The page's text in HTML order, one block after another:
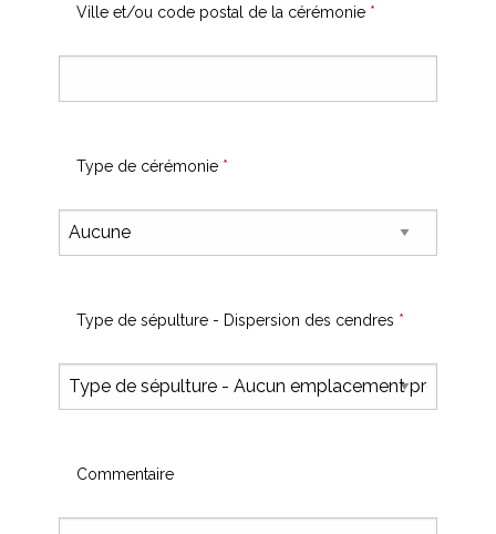
Ville et/ou code postal de la cérémonie *
Type de cérémonie *
Type de sépulture - Dispersion des cendres *
Commentaire